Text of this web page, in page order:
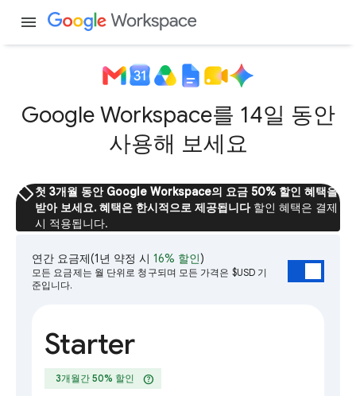
menu
Google Workspace를 14일 동안
사용해 보세요
sell첫 3개월 동안 Google Workspace의 요금 50% 할인 혜택을
받아 보세요. 혜택은 한시적으로 제공됩니다 할인 혜택은 결제
시 적용됩니다.
연간 요금제(1년 약정 시 16% 할인)
모든 요금제는 월 단위로 청구되며 모든 가격은 $USD 기
준입니다.
Starter
3개월간 50% 할인 help